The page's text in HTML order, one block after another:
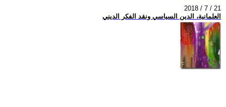
2018 / 7 / 21
العلمانية، الدين السياسي ونقد الفكر الديني